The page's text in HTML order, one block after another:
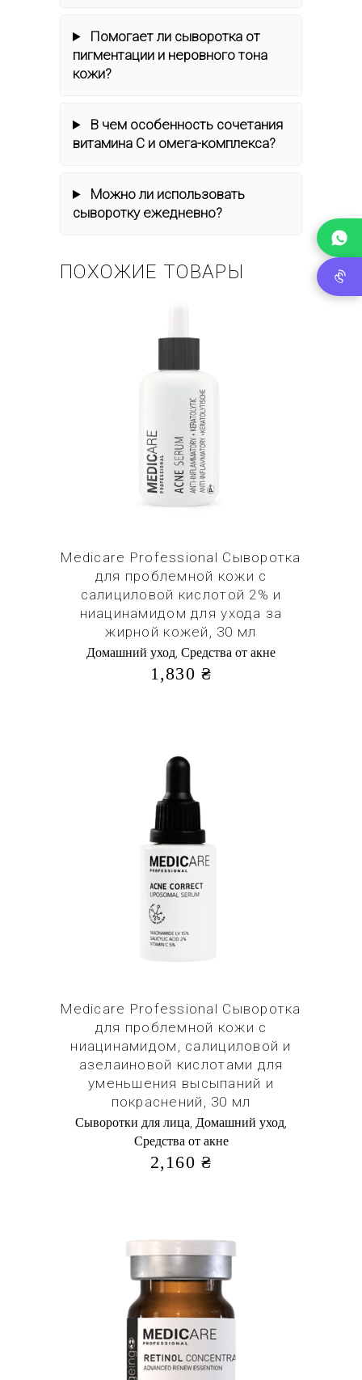
Помогает ли сыворотка от
пигментации и неровного тона
кожи?
В чем особенность сочетания
витамина C и омега-комплекса?
Можно ли использовать
сыворотку ежедневно?
ПОХОЖИЕ ТОВАРЫ
Купить в 1 клик
Medicare Professional Сыворотка
для проблемной кожи с
салициловой кислотой 2% и
ниацинамидом для ухода за
жирной кожей, 30 мл
Домашний уход, Средства от акне
1,830 ₴
Купить в 1 клик
Medicare Professional Сыворотка
для проблемной кожи с
ниацинамидом, салициловой и
азелаиновой кислотами для
уменьшения высыпаний и
покраснений, 30 мл
Cыворотки для лица, Домашний уход,
Средства от акне
2,160 ₴
Купить в 1 клик